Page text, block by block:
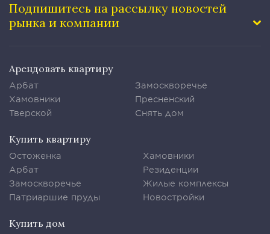
Подпишитесь на рассылку новостей
рынка и компании
Арендовать квартиру
Арбат
Хамовники
Тверской
Замоскворечье
Пресненский
Снять дом
Купить квартиру
Остоженка
Арбат
Замоскворечье
Патриаршие пруды
Хамовники
Резиденции
Жилые комплексы
Новостройки
Купить дом